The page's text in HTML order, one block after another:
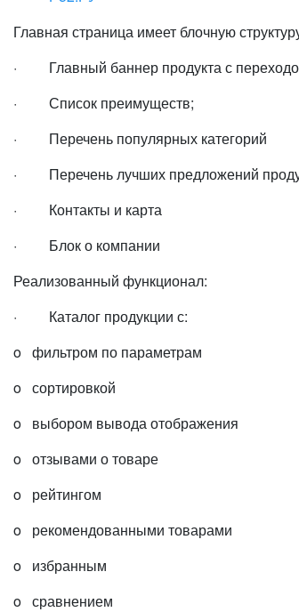
Главная страница имеет блочную
· Главный баннер продукта с
· Список преимуществ;
· Перечень популярных категорий
· Перечень лучших предложений
· Контакты и карта
· Блок о компании
Реализованный функционал:
· Каталог продукции с:
o фильтром по параметрам
o сортировкой
o выбором вывода отображения
o отзывами о товаре
o рейтингом
o рекомендованными товарами
o избранным
o сравнением